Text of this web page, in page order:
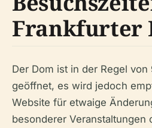
Frankfurter
Der Dom ist in der Regel
geöffnet, es wird jedoch
Website für etwaige
besonderer Veranstaltungen